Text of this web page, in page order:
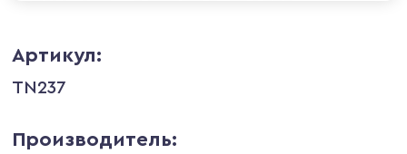
Артикул:
TN237
Производитель: